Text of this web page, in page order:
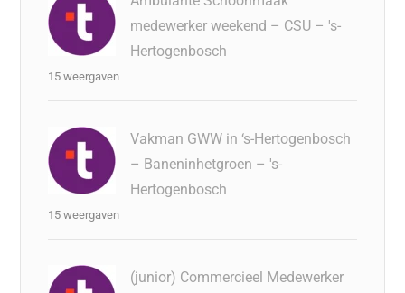
medewerker weekend – CSU – 's-
Hertogenbosch
15 weergaven
Vakman GWW in ‘s-Hertogenbosch
– Baneninhetgroen – 's-
Hertogenbosch
15 weergaven
(junior) Commercieel Medewerker